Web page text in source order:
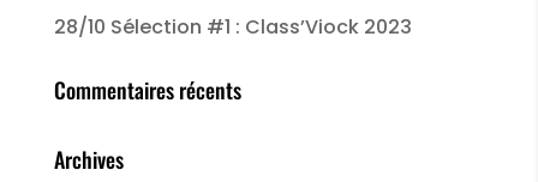
28/10 Sélection #1 : Class’Viock 2023
Commentaires récents
Archives